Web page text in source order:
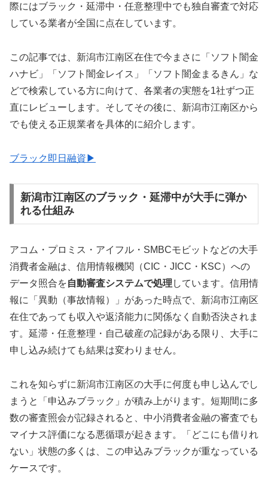
際にはブラック・延滞中・任意整理中でも独自審査で対応
している業者が全国に点在しています。
この記事では、新潟市江南区在住で今まさに「ソフト闇金
ハナビ」「ソフト闇金レイス」「ソフト闇金まるきん」な
どで検索している方に向けて、各業者の実態を1社ずつ正
直にレビューします。そしてその後に、新潟市江南区から
でも使える正規業者を具体的に紹介します。
ブラック即日融資▶
新潟市江南区のブラック・延滞中が大手に弾か
れる仕組み
アコム・プロミス・アイフル・SMBCモビットなどの大手
消費者金融は、信用情報機関（CIC・JICC・KSC）への
データ照合を自動審査システムで処理 しています。信用情
報に「異動（事故情報）」があった時点で、新潟市江南区
在住であっても収入や返済能力に関係なく自動否決されま
す。延滞・任意整理・自己破産の記録がある限り、大手に
申し込み続けても結果は変わりません。
これを知らずに新潟市江南区の大手に何度も申し込んでし
まうと「申込みブラック」が積み上がります。短期間に多
数の審査照会が記録されると、中小消費者金融の審査でも
マイナス評価になる悪循環が起きます。「どこにも借りれ
ない」状態の多くは、この申込みブラックが重なっている
ケースです。